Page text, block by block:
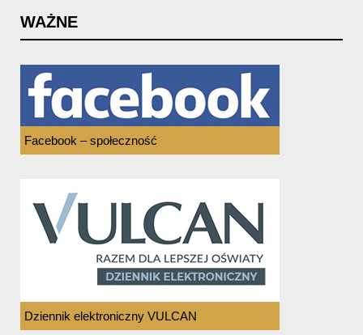
WAŻNE
Facebook – społeczność
Dziennik elektroniczny VULCAN